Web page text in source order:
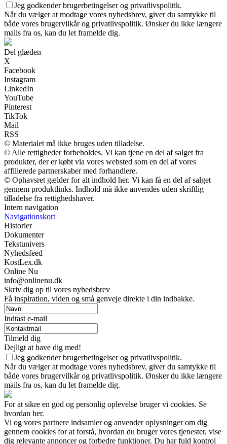
Jeg godkender brugerbetingelser og privatlivspolitik.
Når du vælger at modtage vores nyhedsbrev, giver du samtykke til
både vores brugervilkår og privatlivspolitik. Ønsker du ikke længere
mails fra os, kan du let framelde dig.
Del glæden
X
Facebook
Instagram
LinkedIn
YouTube
Pinterest
TikTok
Mail
RSS
© Materialet må ikke bruges uden tilladelse.
© Alle rettigheder forbeholdes. Vi kan tjene en del af salget fra
produkter, der er købt via vores websted som en del af vores
affilierede partnerskaber med forhandlere.
© Ophavsret gælder for alt indhold her. Vi kan få en del af salget
gennem produktlinks. Indhold må ikke anvendes uden skriftlig
tilladelse fra rettighedshaver.
Intern navigation
Navigationskort
Historier
Dokumenter
Tekstunivers
Nyhedsfeed
KostLex.dk
Online Nu
info@onlinenu.dk
Skriv dig op til vores nyhedsbrev
Få inspiration, viden og små genveje direkte i din indbakke.
Indtast e-mail
Tilmeld dig
Dejligt at have dig med!
Jeg godkender brugerbetingelser og privatlivspolitik.
Når du vælger at modtage vores nyhedsbrev, giver du samtykke til
både vores brugervilkår og privatlivspolitik. Ønsker du ikke længere
mails fra os, kan du let framelde dig.
For at sikre en god og personlig oplevelse bruger vi cookies. Se
hvordan her.
Vi og vores partnere indsamler og anvender oplysninger om dig
gennem cookies for at forstå, hvordan du bruger vores tjenester, vise
dig relevante annoncer og forbedre funktioner. Du har fuld kontrol